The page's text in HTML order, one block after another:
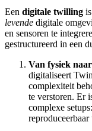
Een digitale twilling
levende digitale
en sensoren te
gestructureerd in een
Van fysiek
digitaliseert
complexiteit
te verstoren. Er
complexe